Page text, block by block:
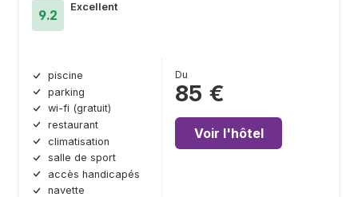
9.2
Excellent
piscine
parking
wi-fi (gratuit)
restaurant
climatisation
salle de sport
accès handicapés
navette
Du
85 €
Voir l'hôtel